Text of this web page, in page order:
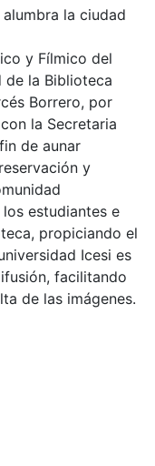
la ciudad
y Fílmico del
de la Biblioteca
Borrero, por
la Secretaria
de aunar
y
estudiantes e
propiciando el
Icesi es
facilitando
de las imágenes.